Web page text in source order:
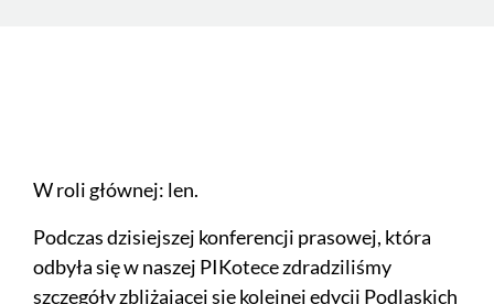
W roli głównej: len.
Podczas dzisiejszej konferencji prasowej, która
odbyła się w naszej PIKotece zdradziliśmy
szczegóły zbliżającej się kolejnej edycji Podlaskich